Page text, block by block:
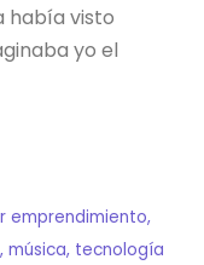
había visto
yo el
emprendimiento,
música, tecnología